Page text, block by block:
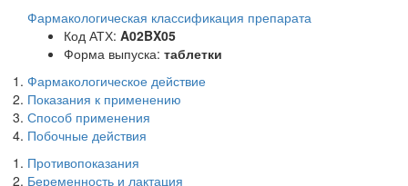
Фармакологическая классификация препарата
Код АТХ: A02BX05
Форма выпуска: таблетки
Фармакологическое действие
Показания к применению
Способ применения
Побочные действия
Противопоказания
Беременность и лактация